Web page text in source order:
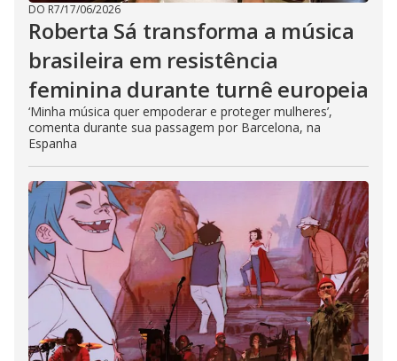
DO R7/17/06/2026
Roberta Sá transforma a música
brasileira em resistência
feminina durante turnê europeia
‘Minha música quer empoderar e proteger mulheres’,
comenta durante sua passagem por Barcelona, na
Espanha